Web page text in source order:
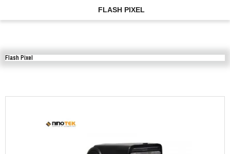
FLASH PIXEL
Flash Pixel